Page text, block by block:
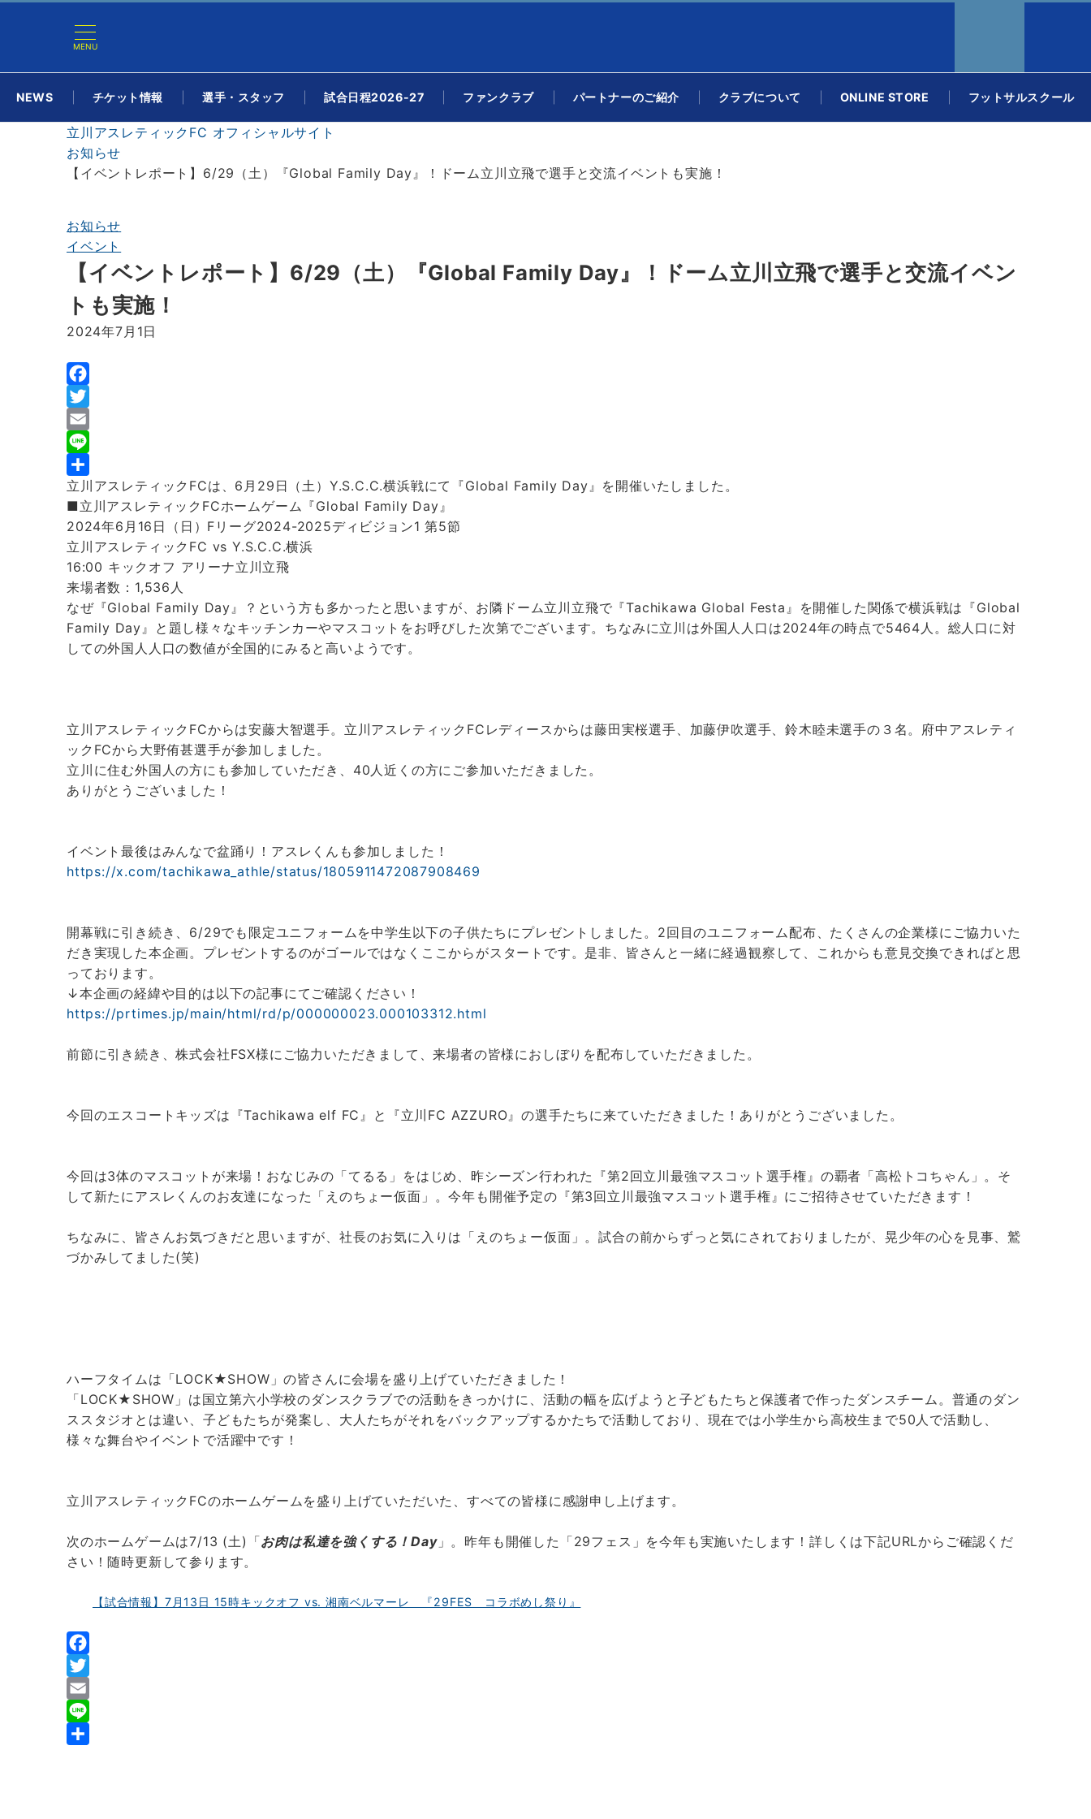
MENU
NEWS チケット情報 選手・スタッフ 試合日程2026-27 ファンクラブ パートナーのご紹介 クラブについて ONLINE STORE フットサルスクール
立川アスレティックFC オフィシャルサイト
お知らせ
【イベントレポート】6/29（土）『Global Family Day』！ドーム立川立飛で選手と交流イベントも実施！
お知らせ
イベント
【イベントレポート】6/29（土）『Global Family Day』！ドーム立川立飛で選手と交流イベン
トも実施！
2024年7月1日
F
a
c
e
b
o
o
k
T
w
t
t
e
r
E
m
a
i
l
L
i
n
e
共
有
立川アスレティックFCは、6月29日（土）Y.S.C.C.横浜戦にて『Global Family Day』を開催いたしました。
■立川アスレティックFCホームゲーム『Global Family Day』
2024年6月16日（日）Fリーグ2024-2025ディビジョン1 第5節
立川アスレティックFC vs Y.S.C.C.横浜
16:00 キックオフ アリーナ立川立飛
来場者数：1,536人
なぜ『Global Family Day』？という方も多かったと思いますが、お隣ドーム立川立飛で『Tachikawa Global Festa』を開催した関係で横浜戦は『Global
Family Day』と題し様々なキッチンカーやマスコットをお呼びした次第でございます。ちなみに立川は外国人人口は2024年の時点で5464人。総人口に対
しての外国人人口の数値が全国的にみると高いようです。
立川アスレティックFCからは安藤大智選手。立川アスレティックFCレディースからは藤田実桜選手、加藤伊吹選手、鈴木睦未選手の３名。府中アスレティ
ックFCから大野侑甚選手が参加しました。
立川に住む外国人の方にも参加していただき、40人近くの方にご参加いただきました。
ありがとうございました！
イベント最後はみんなで盆踊り！アスレくんも参加しました！
https://x.com/tachikawa_athle/status/1805911472087908469
開幕戦に引き続き、6/29でも限定ユニフォームを中学生以下の子供たちにプレゼントしました。2回目のユニフォーム配布、たくさんの企業様にご協力いた
だき実現した本企画。プレゼントするのがゴールではなくここからがスタートです。是非、皆さんと一緒に経過観察して、これからも意見交換できればと思
っております。
↓本企画の経緯や目的は以下の記事にてご確認ください！
https://prtimes.jp/main/html/rd/p/000000023.000103312.html
前節に引き続き、株式会社FSX様にご協力いただきまして、来場者の皆様におしぼりを配布していただきました。
今回のエスコートキッズは『Tachikawa elf FC』と『立川FC AZZURO』の選手たちに来ていただきました！ありがとうございました。
今回は3体のマスコットが来場！おなじみの「てるる」をはじめ、昨シーズン行われた『第2回立川最強マスコット選手権』の覇者「高松トコちゃん」。そ
して新たにアスレくんのお友達になった「えのちょー仮面」。今年も開催予定の『第3回立川最強マスコット選手権』にご招待させていただきます！
ちなみに、皆さんお気づきだと思いますが、社長のお気に入りは「えのちょー仮面」。試合の前からずっと気にされておりましたが、晃少年の心を見事、鷲
づかみしてました(笑)
ハーフタイムは「LOCK★SHOW」の皆さんに会場を盛り上げていただきました！
「LOCK★SHOW」は国立第六小学校のダンスクラブでの活動をきっかけに、活動の幅を広げようと子どもたちと保護者で作ったダンスチーム。普通のダン
ススタジオとは違い、子どもたちが発案し、大人たちがそれをバックアップするかたちで活動しており、現在では小学生から高校生まで50人で活動し、
様々な舞台やイベントで活躍中です！
立川アスレティックFCのホームゲームを盛り上げていただいた、すべての皆様に感謝申し上げます。
次のホームゲームは7/13 (土)「お肉は私達を強くする！Day」。昨年も開催した「29フェス」を今年も実施いたします！詳しくは下記URLからご確認くだ
さい！随時更新して参ります。
【試合情報】7月13日 15時キックオフ vs. 湘南ベルマーレ 『29FES コラボめし祭り』
F
a
c
e
T
w
E
m
L